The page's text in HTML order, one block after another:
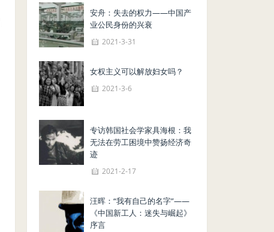
安舟：失去的权力——中国产
业公民身份的兴衰
2021-3-31
女权主义可以解放妇女吗？
2021-3-6
专访韩国社会学家具海根：我
无法在劳工困境中赞扬经济奇
迹
2021-2-17
汪晖：“我有自己的名字”——
《中国新工人：迷失与崛起》
序言